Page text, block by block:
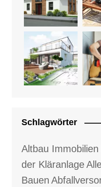
Schlagwörter
Altbau Immobilien
der Kläranlage
Bauen